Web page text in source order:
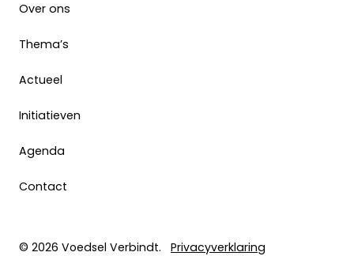
Over ons
Thema’s
Actueel
Initiatieven
Agenda
Contact
© 2026 Voedsel Verbindt. Privacyverklaring